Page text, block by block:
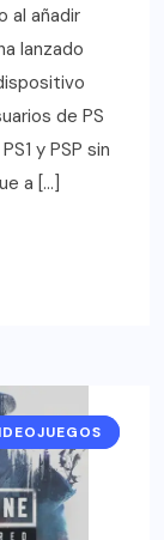
al añadir
lanzado
de PS
y PSP sin
a […]
NOTICIAS